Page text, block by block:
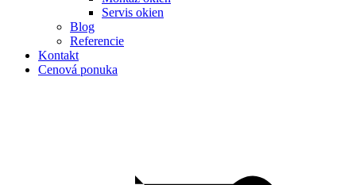
Servis okien
Blog
Referencie
Kontakt
Cenová ponuka